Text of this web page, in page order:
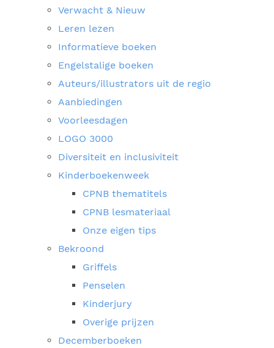
Verwacht & Nieuw
Leren lezen
Informatieve boeken
Engelstalige boeken
Auteurs/illustrators uit de regio
Aanbiedingen
Voorleesdagen
LOGO 3000
Diversiteit en inclusiviteit
Kinderboekenweek
CPNB thematitels
CPNB lesmateriaal
Onze eigen tips
Bekroond
Griffels
Penselen
Kinderjury
Overige prijzen
Decemberboeken